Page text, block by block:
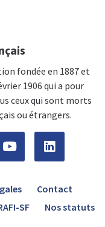
fondée en 1887 et
1906 qui a pour
ceux qui sont morts
ou étrangers.
Contact
SF Nos statuts